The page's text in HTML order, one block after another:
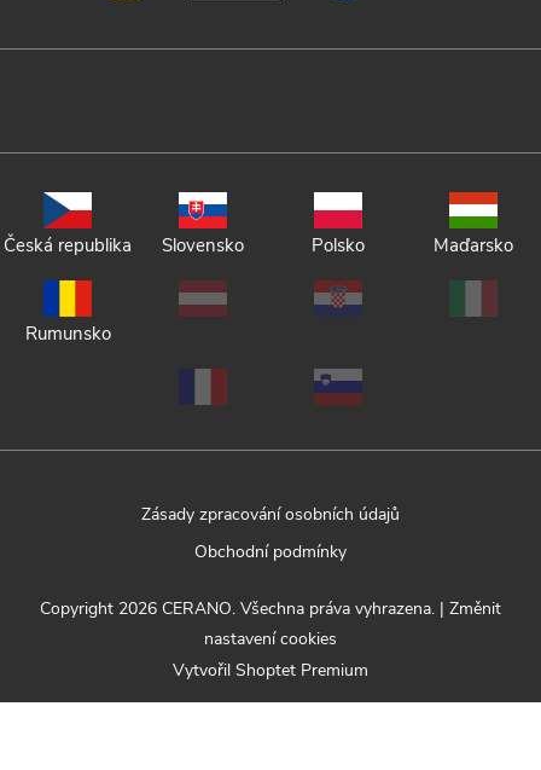
Česká republika Slovensko Polsko Maďarsko
Rumunsko
Zásady zpracování osobních údajů
Obchodní podmínky
Vytvořil Shoptet Premium
Copyright 2026 CERANO. Všechna práva vyhrazena. | Změnit
nastavení cookies